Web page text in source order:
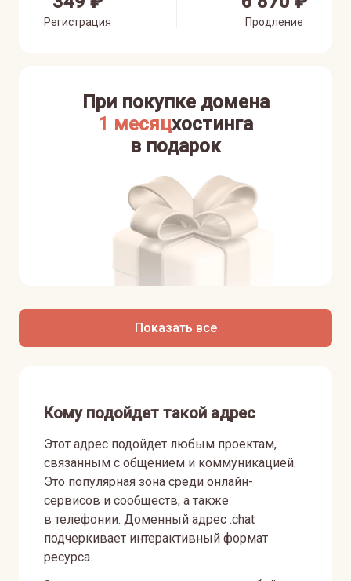
Регистрация Продление
При покупке домена
1 месяцхостинга
в подарок
Показать все
Кому подойдет такой адрес
Этот адрес подойдет любым проектам,
связанным с общением и коммуникацией.
Это популярная зона среди онлайн-
сервисов и сообществ, а также
в телефонии. Доменный адрес .chat
подчеркивает интерактивный формат
ресурса.